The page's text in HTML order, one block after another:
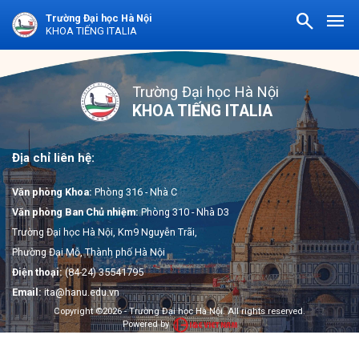
Trường Đại học Hà Nội
KHOA TIẾNG ITALIA
search menu
Trường Đại học Hà Nội
KHOA TIẾNG ITALIA
Địa chỉ liên hệ:
Văn phòng Khoa: Phòng 316 - Nhà C
Văn phòng Ban Chủ nhiệm:Phòng 310 - Nhà D3
Trường Đại học Hà Nội, Km9 Nguyễn Trãi,
Phường Đại Mỗ, Thành phố Hà Nội
Điện thoại:(84-24) 35541795
Email: ita@hanu.edu.vn
Copyright ©2026 - Trường Đại học Hà Nội. All rights reserved.
Powered by